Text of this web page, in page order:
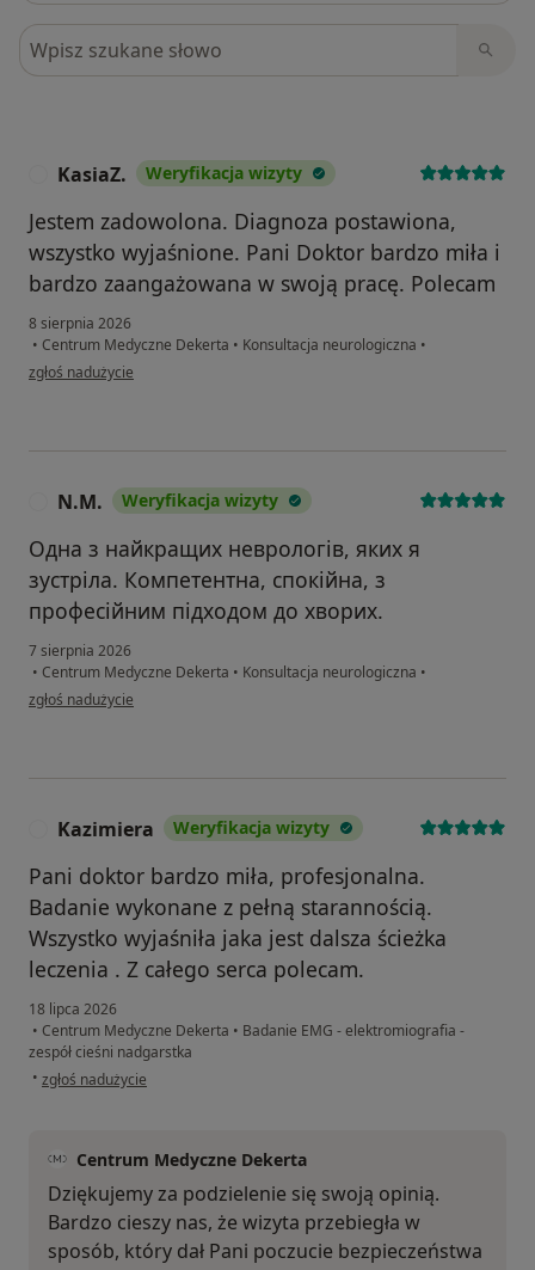
Szukaj w opiniach
KasiaZ. Weryfikacja wizyty
Jestem zadowolona. Diagnoza postawiona,
wszystko wyjaśnione. Pani Doktor bardzo miła i
bardzo zaangażowana w swoją pracę. Polecam
8 sierpnia 2026
• Centrum Medyczne Dekerta • Konsultacja neurologiczna •
w opinii użytkownika KasiaZ.
zgłoś nadużycie
N.M. Weryfikacja wizyty
Одна з найкращих неврологів, яких я
зустріла. Компетентна, спокійна, з
професійним підходом до хворих.
7 sierpnia 2026
• Centrum Medyczne Dekerta • Konsultacja neurologiczna •
w opinii użytkownika N.M.
zgłoś nadużycie
Kazimiera Weryfikacja wizyty
Pani doktor bardzo miła, profesjonalna.
Badanie wykonane z pełną starannością.
Wszystko wyjaśniła jaka jest dalsza ścieżka
leczenia . Z całego serca polecam.
18 lipca 2026
• Centrum Medyczne Dekerta • Badanie EMG - elektromiografia -
zespół cieśni nadgarstka
• w opinii użytkownika Kazimiera
zgłoś nadużycie
Centrum Medyczne Dekerta
Dziękujemy za podzielenie się swoją opinią.
Bardzo cieszy nas, że wizyta przebiegła w
sposób, który dał Pani poczucie bezpieczeństwa